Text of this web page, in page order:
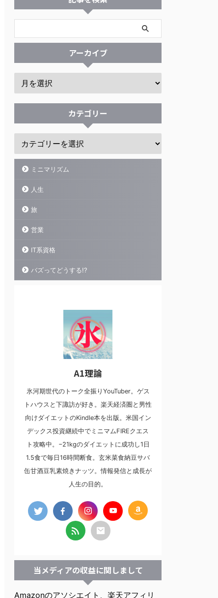
アーカイブ
カテゴリー
ミニマリズム
人生
旅
営業
IT系資格
バズってどうする!?
A1理論
氷河期世代のトーク全振りYouTuber。ゲス
トハウスと下諏訪が好き。楽天経済圏と男性
向けダイエットのKindle本を出版。米国イン
デックス投資継続中でミニマムFIREクエス
ト攻略中。−21kgのダイエットに成功し1日
1.5食で毎日16時間断食。玄米菜食納豆サバ
缶甘酒豆乳素焼きナッツ。情報発信と成長が
人生の目的。
当メディアの収益に関しまして
Amazonのアソシエイト、楽天アフィリ